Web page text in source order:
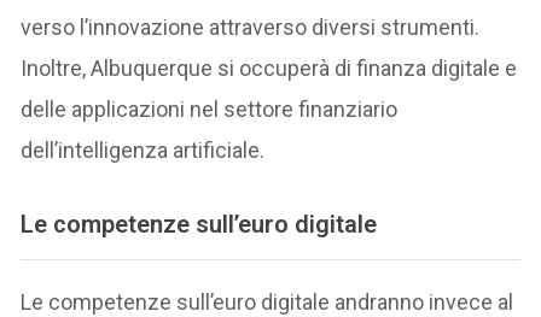
verso l’innovazione attraverso diversi strumenti.
Inoltre, Albuquerque si occuperà di finanza digitale e
delle applicazioni nel settore finanziario
dell’intelligenza artificiale.
Le competenze sull’euro digitale
Le competenze sull’euro digitale andranno invece al